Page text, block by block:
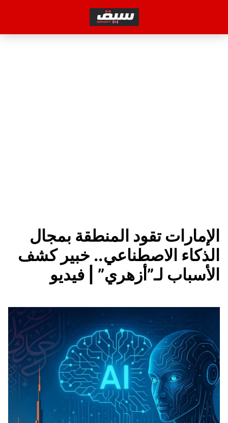
الإمارات تقود المنطقة بمجال
الذكاء الاصطناعي.. خبير كشف
الأسباب لـ”أزهري” | فيديو